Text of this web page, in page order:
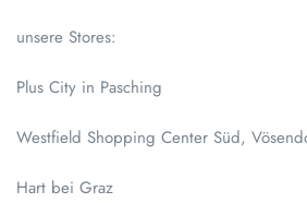
unsere Stores:
Plus City in Pasching
Westfield Shopping Center Süd,
Hart bei Graz